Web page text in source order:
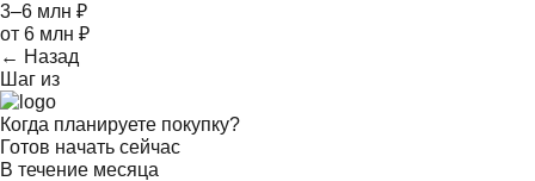
3–6 млн ₽
от 6 млн ₽
← Назад
Шаг из
Когда планируете покупку?
Готов начать сейчас
В течение месяца